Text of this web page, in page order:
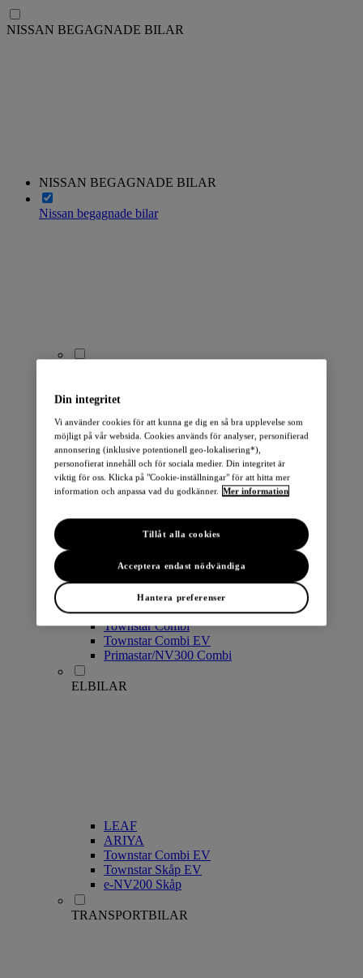
NISSAN BEGAGNADE BILAR
NISSAN BEGAGNADE BILAR
Nissan begagnade bilar
Note
Qashqai
LEAF
ARIYA
X-Trail
Townstar Combi
Townstar Combi EV
Primastar/NV300 Combi
ELBILAR
LEAF
ARIYA
Townstar Combi EV
Townstar Skåp EV
e-NV200 Skåp
TRANSPORTBILAR
Din integritet
Vi använder cookies för att kunna ge dig en så bra upplevelse som
möjligt på vår websida. Cookies används för analyser, personifierad
annonsering (inklusive potentionell geo-lokalisering*),
personofierat innehåll och för sociala medier. Din integritet är
viktig för oss. Klicka på "Cookie-inställningar" för att hitta mer
information och anpassa vad du godkänner. Mer information
Hantera preferenser
Acceptera endast nödvändiga
Tillåt alla cookies